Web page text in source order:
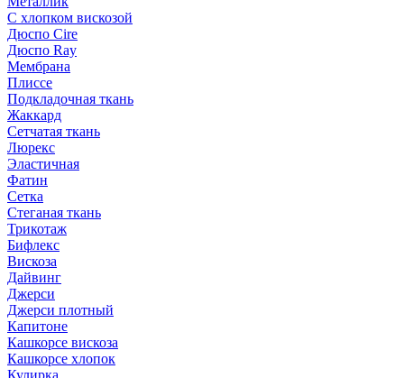
С хлопком вискозой
Дюспо Cire
Дюспо Ray
Мембрана
Плиссе
Подкладочная ткань
Жаккард
Сетчатая ткань
Люрекс
Эластичная
Фатин
Сетка
Стеганая ткань
Трикотаж
Бифлекс
Вискоза
Дайвинг
Джерси
Джерси плотный
Капитоне
Кашкорсе вискоза
Кашкорсе хлопок
Кулирка